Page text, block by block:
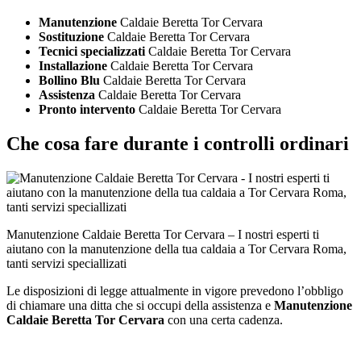
Manutenzione Caldaie Beretta Tor Cervara
Sostituzione Caldaie Beretta Tor Cervara
Tecnici specializzatiCaldaie Beretta Tor Cervara
Installazione Caldaie Beretta Tor Cervara
Bollino Blu Caldaie Beretta Tor Cervara
Assistenza Caldaie Beretta Tor Cervara
Pronto intervento Caldaie Beretta Tor Cervara
Che cosa fare durante i controlli ordinari
Manutenzione Caldaie Beretta Tor Cervara – I nostri esperti ti
aiutano con la manutenzione della tua caldaia a Tor Cervara Roma,
tanti servizi speciallizati
Le disposizioni di legge attualmente in vigore prevedono l’obbligo
di chiamare una ditta che si occupi della assistenza e Manutenzione
Caldaie Beretta Tor Cervara con una certa cadenza.